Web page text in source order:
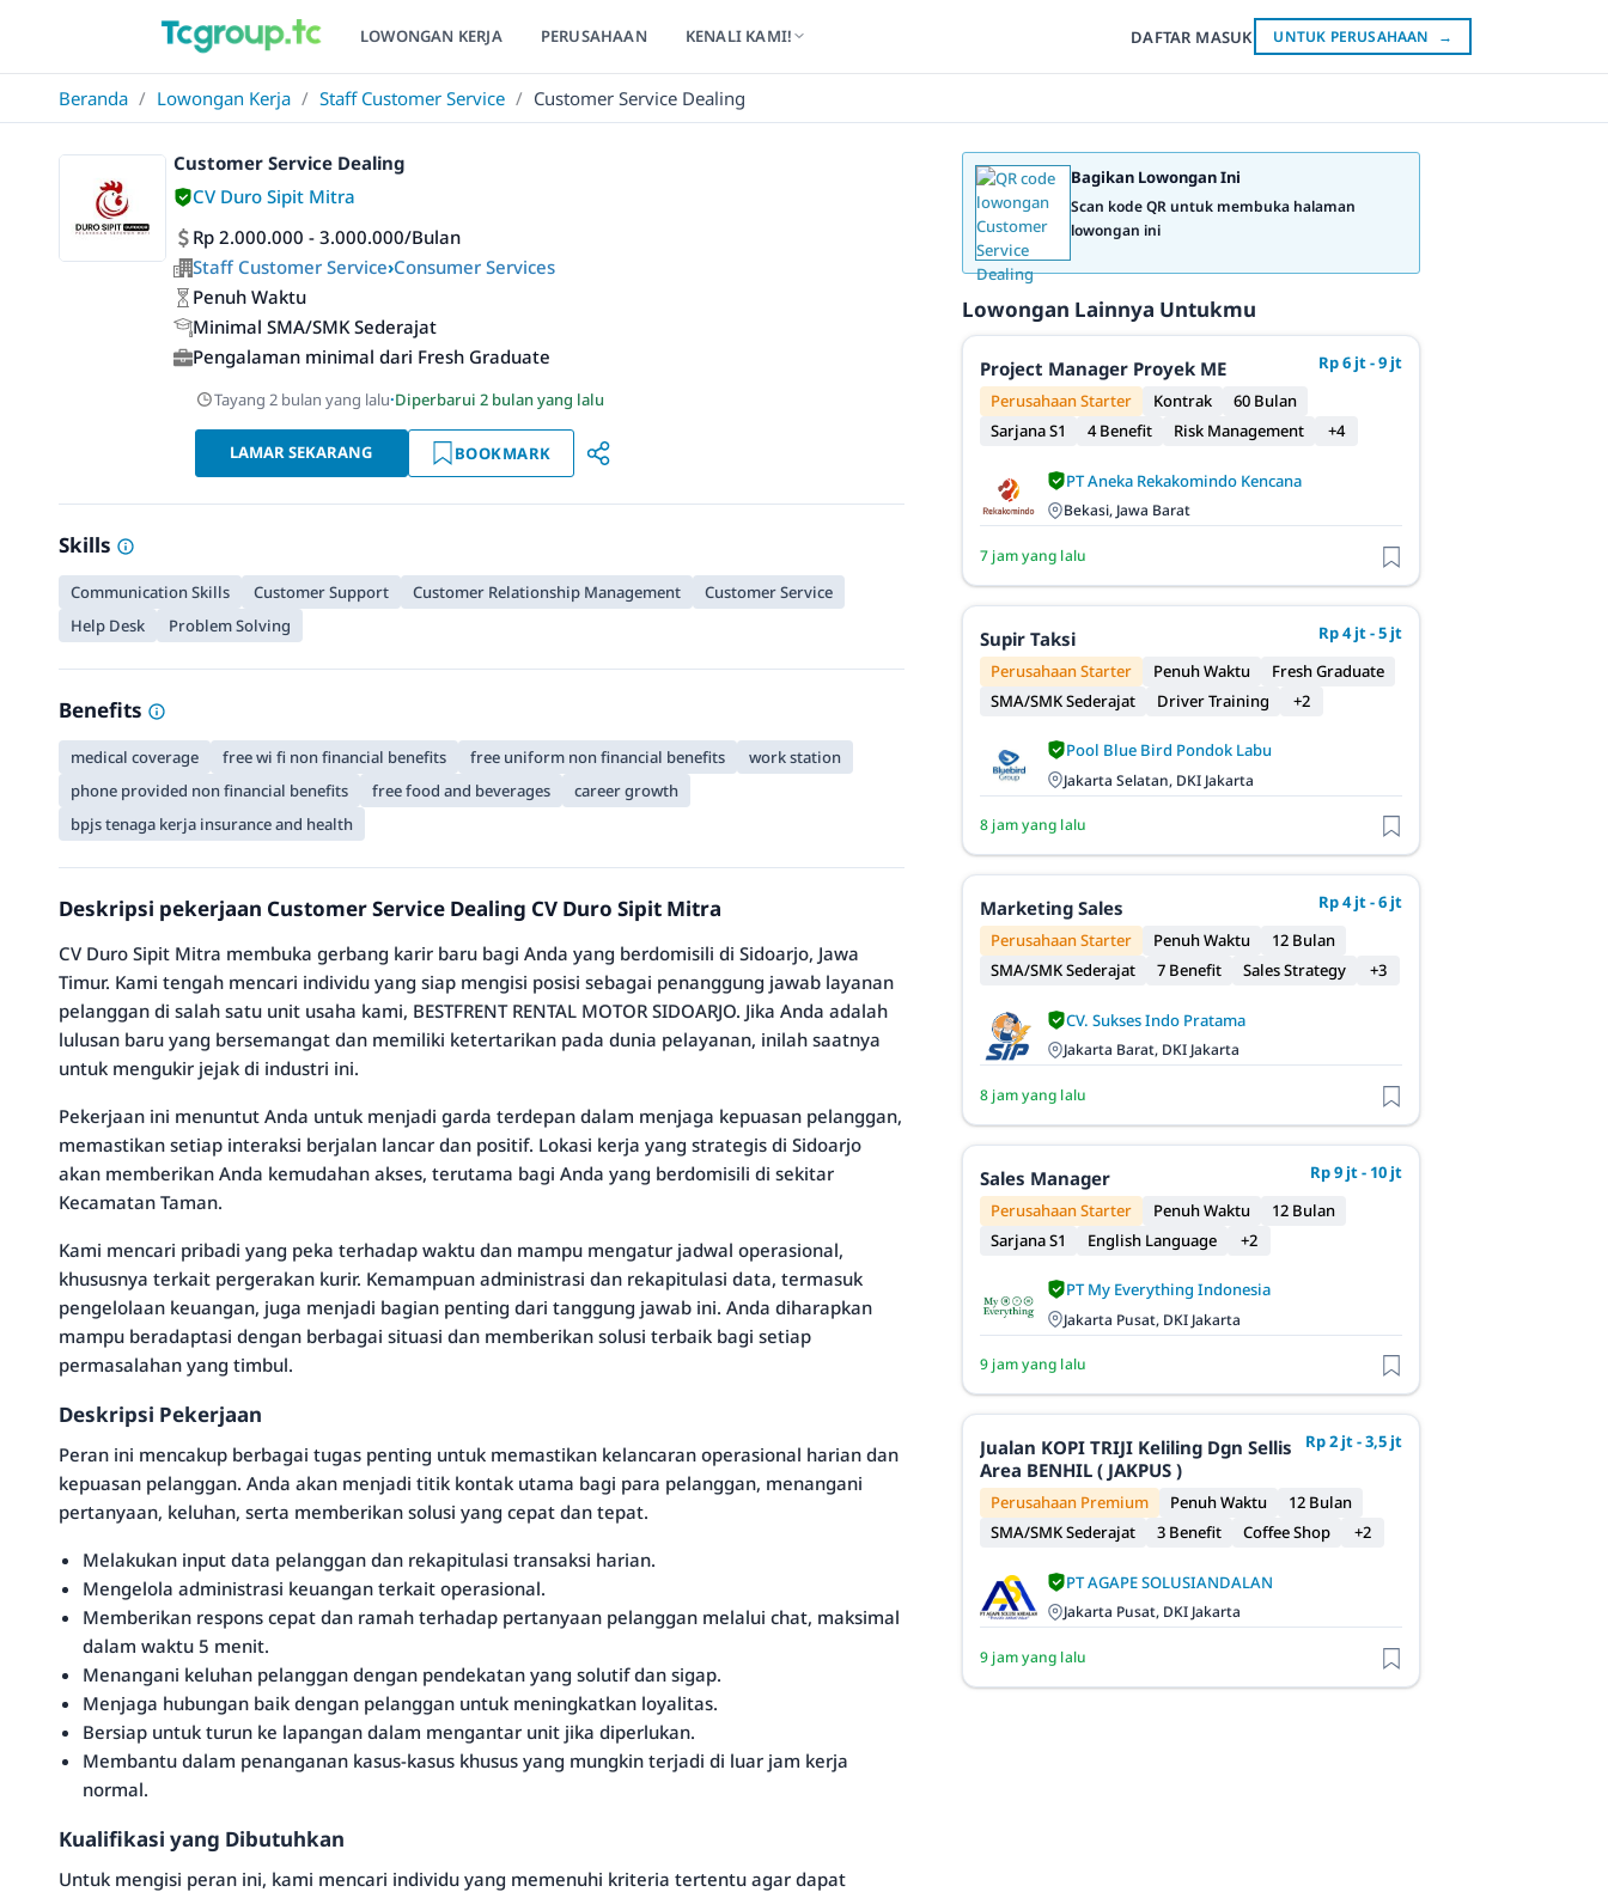
LOWONGAN KERJA PERUSAHAAN KENALI KAMI! DAFTAR MASUK UNTUK PERUSAHAAN →
Beranda / Lowongan Kerja / Staff Customer Service / Customer Service Dealing
Customer Service Dealing
CV Duro Sipit Mitra
Rp 2.000.000 - 3.000.000/Bulan
Staff Customer Service›Consumer Services
Penuh Waktu
Minimal SMA/SMK Sederajat
Pengalaman minimal dari Fresh Graduate
Tayang 2 bulan yang lalu·Diperbarui 2 bulan yang lalu
LAMAR SEKARANG BOOKMARK
Skills
Communication Skills Customer Support Customer Relationship Management
Customer Service
Help Desk
Problem Solving
Benefits
medical coverage free wi fi non financial benefits free uniform non financial benefits
work station
phone provided non financial benefits
free food and beverages
career growth
bpjs tenaga kerja insurance and health
Deskripsi pekerjaan Customer Service Dealing CV Duro Sipit Mitra
CV Duro Sipit Mitra membuka gerbang karir baru bagi Anda yang berdomisili di Sidoarjo, Jawa
Timur. Kami tengah mencari individu yang siap mengisi posisi sebagai penanggung jawab layanan
pelanggan di salah satu unit usaha kami, BESTFRENT RENTAL MOTOR SIDOARJO. Jika Anda adalah
lulusan baru yang bersemangat dan memiliki ketertarikan pada dunia pelayanan, inilah saatnya
untuk mengukir jejak di industri ini.
Pekerjaan ini menuntut Anda untuk menjadi garda terdepan dalam menjaga kepuasan pelanggan,
memastikan setiap interaksi berjalan lancar dan positif. Lokasi kerja yang strategis di Sidoarjo
akan memberikan Anda kemudahan akses, terutama bagi Anda yang berdomisili di sekitar
Kecamatan Taman.
Kami mencari pribadi yang peka terhadap waktu dan mampu mengatur jadwal operasional,
khususnya terkait pergerakan kurir. Kemampuan administrasi dan rekapitulasi data, termasuk
pengelolaan keuangan, juga menjadi bagian penting dari tanggung jawab ini. Anda diharapkan
mampu beradaptasi dengan berbagai situasi dan memberikan solusi terbaik bagi setiap
permasalahan yang timbul.
Deskripsi Pekerjaan
Peran ini mencakup berbagai tugas penting untuk memastikan kelancaran operasional harian dan
kepuasan pelanggan. Anda akan menjadi titik kontak utama bagi para pelanggan, menangani
pertanyaan, keluhan, serta memberikan solusi yang cepat dan tepat.
Melakukan input data pelanggan dan rekapitulasi transaksi harian.
Mengelola administrasi keuangan terkait operasional.
Memberikan respons cepat dan ramah terhadap pertanyaan pelanggan melalui chat, maksimal
dalam waktu 5 menit.
Menangani keluhan pelanggan dengan pendekatan yang solutif dan sigap.
Menjaga hubungan baik dengan pelanggan untuk meningkatkan loyalitas.
Bersiap untuk turun ke lapangan dalam mengantar unit jika diperlukan.
Membantu dalam penanganan kasus-kasus khusus yang mungkin terjadi di luar jam kerja
normal.
Kualifikasi yang Dibutuhkan
Untuk mengisi peran ini, kami mencari individu yang memenuhi kriteria tertentu agar dapat
Bagikan Lowongan Ini
Scan kode QR untuk membuka halaman
lowongan ini
Lowongan Lainnya Untukmu
Project Manager Proyek ME
Rp 6 jt - 9 jt
Perusahaan Starter
Kontrak
60 Bulan
Sarjana S1
4 Benefit Risk Management +4
PT Aneka Rekakomindo Kencana
Bekasi, Jawa Barat
7 jam yang lalu
Supir Taksi
Rp 4 jt - 5 jt
Perusahaan Starter
Penuh Waktu
Fresh Graduate
SMA/SMK Sederajat
Driver Training +2
Pool Blue Bird Pondok Labu
Jakarta Selatan, DKI Jakarta
8 jam yang lalu
Marketing Sales
Rp 4 jt - 6 jt
Perusahaan Starter
Penuh Waktu
12 Bulan
SMA/SMK Sederajat
7 Benefit Sales Strategy +3
CV. Sukses Indo Pratama
Jakarta Barat, DKI Jakarta
8 jam yang lalu
Sales Manager
Rp 9 jt - 10 jt
Perusahaan Starter
Penuh Waktu
12 Bulan
Sarjana S1
English Language +2
PT My Everything Indonesia
Jakarta Pusat, DKI Jakarta
9 jam yang lalu
Jualan KOPI TRIJI Keliling Dgn Sellis
Area BENHIL ( JAKPUS )
Rp 2 jt - 3,5 jt
Perusahaan Premium Penuh Waktu
12 Bulan
SMA/SMK Sederajat
3 Benefit Coffee Shop +2
PT AGAPE SOLUSIANDALAN
Jakarta Pusat, DKI Jakarta
9 jam yang lalu